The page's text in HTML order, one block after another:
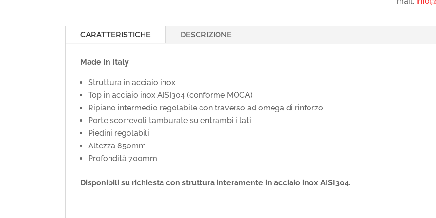
CARATTERISTICHE DESCRIZIONE
Made In Italy
Struttura in acciaio inox
Top in acciaio inox AISI304 (conforme MOCA)
Ripiano intermedio regolabile con traverso ad omega di rinforzo
Porte scorrevoli tamburate su entrambi i lati
Piedini regolabili
Altezza 850mm
Profondità 700mm
Disponibili su richiesta con struttura interamente in acciaio inox AISI304.